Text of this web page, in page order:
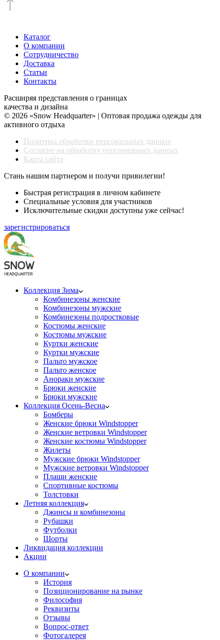
Каталог
О компании
Сотрудничество
Доставка
Статьи
Контакты
Расширяя представления о границах
качества и дизайна
© 2026 «Snow Headquarter» | Оптовая продажа одежды для
активного отдыха
Политика обработки персональных данных
Согласие на обработку персональных данных
Карта сайта
Стань нашим партнером и получи привилегии!
Быстрая регистрация в личном кабинете
Специальные условия для участников
Исключительные скидки доступны уже сейчас!
зарегистрироваться
Коллекция Зима
Комбинезоны женские
Комбинезоны мужские
Комбинезоны подростковые
Костюмы женские
Костюмы мужские
Куртки женские
Куртки мужские
Пальто мужское
Пальто женское
Анораки мужские
Брюки женские
Брюки мужские
Коллекция Осень-Весна
Бомберы
Женские брюки Windstopper
Женские ветровки Windstopper
Женские костюмы Windstopper
Жилеты
Мужские брюки Windstopper
Мужские ветровки Windstopper
Плащи женские
Спортивные костюмы
Толстовки
Летняя коллекция
Джинсы и комбинезоны
Рубашки
Футболки
Шорты
Ликвидация коллекции
Акции
О компании
История
Позиционирование на рынке
Философия
Реквизиты
Отзывы
Вопрос-ответ
Фотогалерея